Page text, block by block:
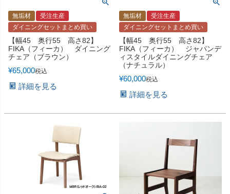
無垢材
受注生産
ダイニングセットまとめ買い
【幅45 奥行55 高さ82】
FIKA（フィーカ） ダイニング
チェア（ブラウン）
¥65,000税込
詳細を見る
無垢材
受注生産
ダイニングセットまとめ買い
【幅45 奥行55 高さ82】
FIKA（フィーカ） ジャパンデ
ィスタイルダイニングチェア
（ナチュラル）
¥60,000税込
詳細を見る